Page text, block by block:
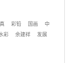
彩铅 国画
中
彩 余建祥
发展